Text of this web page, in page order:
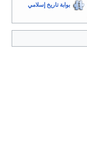
بوابة تاريخ إسلامي